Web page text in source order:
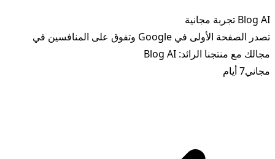
Blog AI تجربة مجانية
تصدر الصفحة الأولى في Google وتفوق على المنافسين في
مجالك مع منتجنا الرائد: Blog AI
مجاني7 أيام